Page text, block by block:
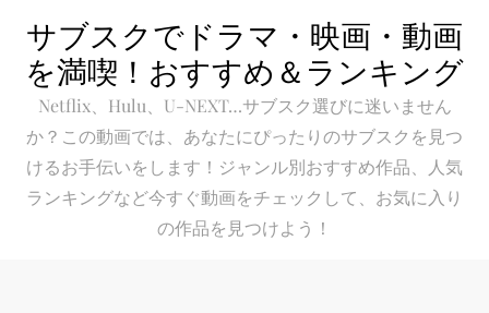
content
サブスクでドラマ・映画・動画
を満喫！おすすめ＆ランキング
Netflix、Hulu、U-NEXT…サブスク選びに迷いません
か？この動画では、あなたにぴったりのサブスクを見つ
けるお手伝いをします！ジャンル別おすすめ作品、人気
ランキングなど今すぐ動画をチェックして、お気に入り
の作品を見つけよう！